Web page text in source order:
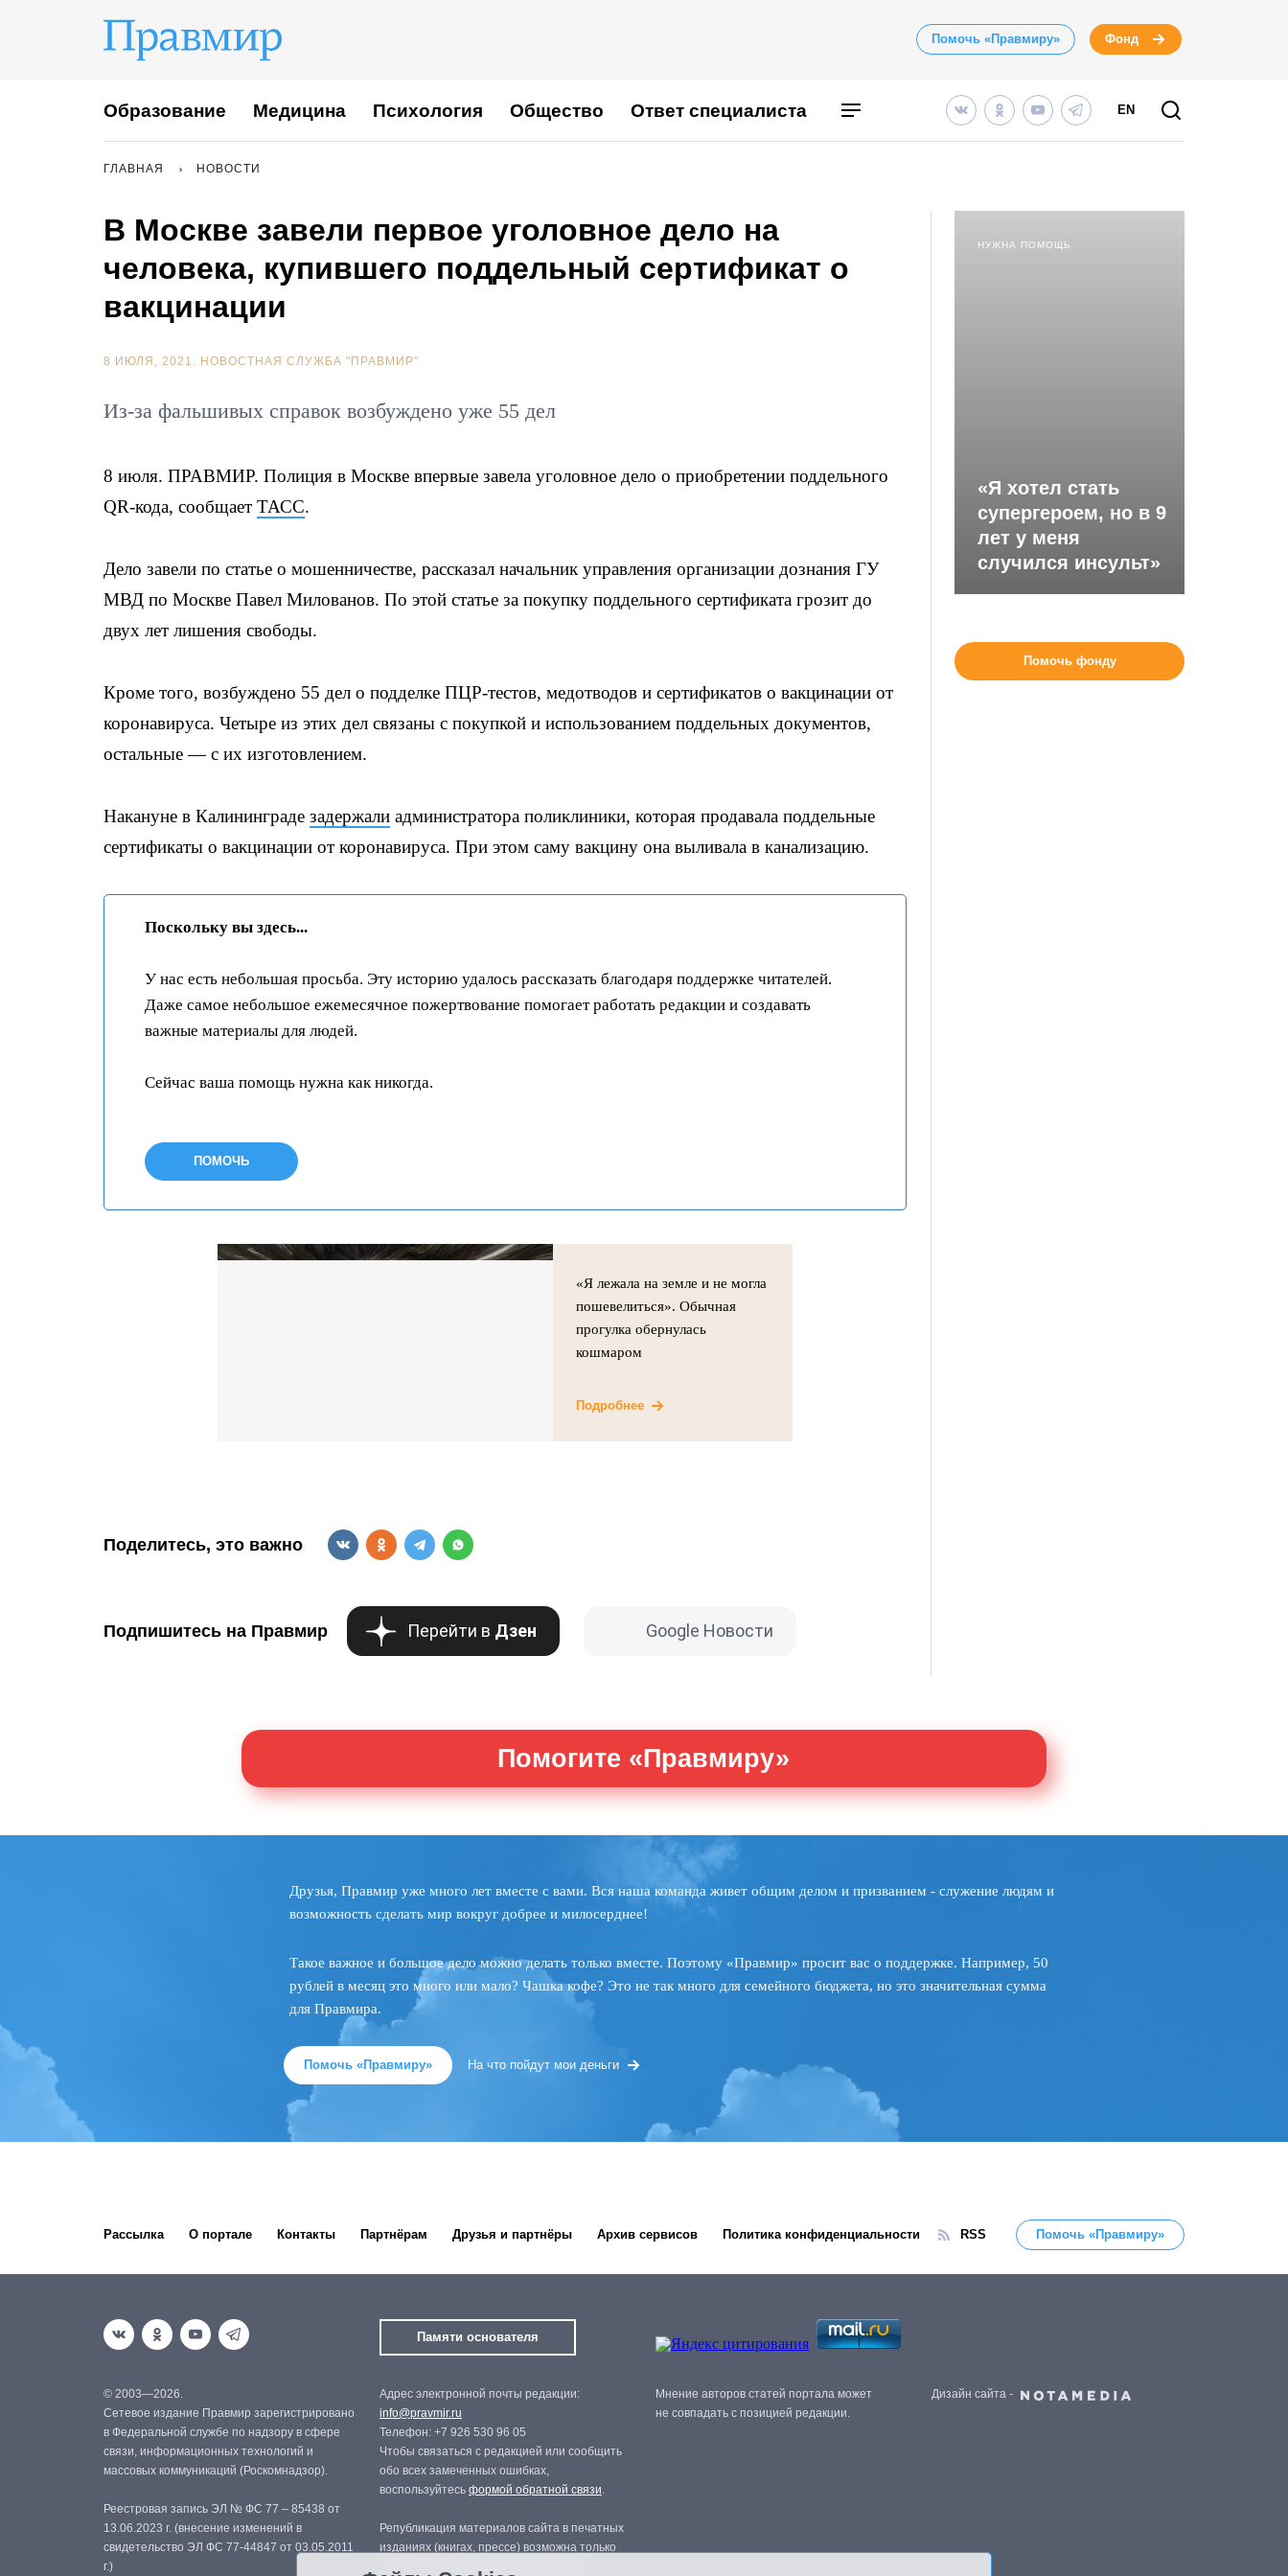
Помочь «Правмиру» Фонд
Образование Медицина Психология Общество Ответ специалиста EN
ГЛАВНАЯ НОВОСТИ
В Москве завели первое уголовное дело на
человека, купившего поддельный сертификат о
вакцинации
8 ИЮЛЯ, 2021. НОВОСТНАЯ СЛУЖБА "ПРАВМИР"
Из-за фальшивых справок возбуждено уже 55 дел
8 июля. ПРАВМИР. Полиция в Москве впервые завела уголовное дело о приобретении поддельного
QR-кода, сообщает ТАСС.
Дело завели по статье о мошенничестве, рассказал начальник управления организации дознания ГУ
МВД по Москве Павел Милованов. По этой статье за покупку поддельного сертификата грозит до
двух лет лишения свободы.
Кроме того, возбуждено 55 дел о подделке ПЦР-тестов, медотводов и сертификатов о вакцинации от
коронавируса. Четыре из этих дел связаны с покупкой и использованием поддельных документов,
остальные — с их изготовлением.
Накануне в Калининграде задержали администратора поликлиники, которая продавала поддельные
сертификаты о вакцинации от коронавируса. При этом саму вакцину она выливала в канализацию.
Поскольку вы здесь...
У нас есть небольшая просьба. Эту историю удалось рассказать благодаря поддержке читателей.
Даже самое небольшое ежемесячное пожертвование помогает работать редакции и создавать
важные материалы для людей.
Сейчас ваша помощь нужна как никогда.
ПОМОЧЬ
«Я лежала на земле и не могла
пошевелиться». Обычная
прогулка обернулась
кошмаром
Подробнее
Поделитесь, это важно
Подпишитесь на Правмир Перейти в Дзен Google Новости
НУЖНА ПОМОЩЬ
«Я хотел стать
супергероем, но в 9
лет у меня
случился инсульт»
Помочь фонду
Помогите «Правмиру»
Друзья, Правмир уже много лет вместе с вами. Вся наша команда живет общим делом и призванием - служение людям и
возможность сделать мир вокруг добрее и милосерднее!
Такое важное и большое дело можно делать только вместе. Поэтому «Правмир» просит вас о поддержке. Например, 50
рублей в месяц это много или мало? Чашка кофе? Это не так много для семейного бюджета, но это значительная сумма
для Правмира.
Помочь «Правмиру» На что пойдут мои деньги
Рассылка О портале Контакты Партнёрам Друзья и партнёры Архив сервисов Политика конфиденциальности RSS Помочь «Правмиру»
Памяти основателя
© 2003—2026.
Сетевое издание Правмир зарегистрировано
в Федеральной службе по надзору в сфере
связи, информационных технологий и
массовых коммуникаций (Роскомнадзор).
Реестровая запись ЭЛ № ФС 77 – 85438 от
13.06.2023 г. (внесение изменений в
свидетельство ЭЛ ФС 77-44847 от 03.05.2011
г.)
Адрес электронной почты редакции:
info@pravmir.ru
Телефон: +7 926 530 96 05
Чтобы связаться с редакцией или сообщить
обо всех замеченных ошибках,
воспользуйтесь формой обратной связи.
Републикация материалов сайта в печатных
изданиях (книгах, прессе) возможна только
Мнение авторов статей портала может
не совпадать с позицией редакции.
Дизайн сайта -